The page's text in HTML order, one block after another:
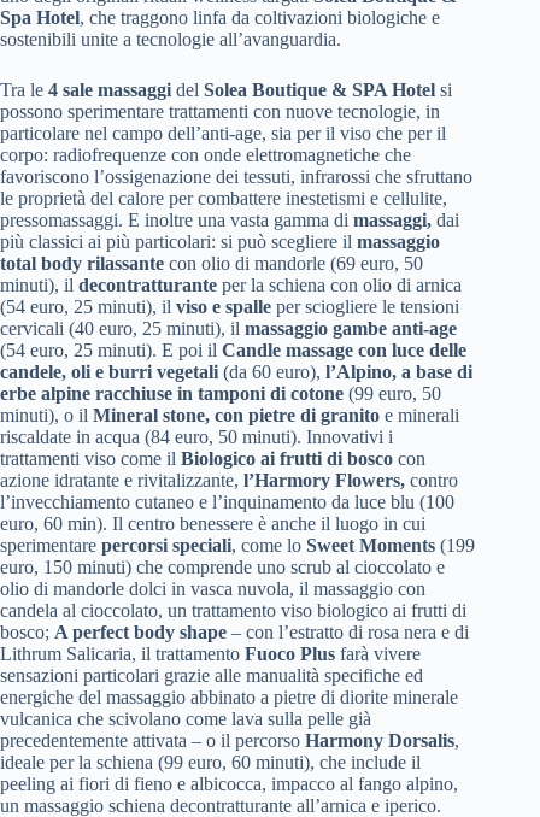
Spa Hotel, che traggono linfa da coltivazioni biologiche e
sostenibili unite a tecnologie all’avanguardia.
Tra le 4 sale massaggi del Solea Boutique & SPA Hotel si
possono sperimentare trattamenti con nuove tecnologie, in
particolare nel campo dell’anti-age, sia per il viso che per il
corpo: radiofrequenze con onde elettromagnetiche che
favoriscono l’ossigenazione dei tessuti, infrarossi che sfruttano
le proprietà del calore per combattere inestetismi e cellulite,
pressomassaggi. E inoltre una vasta gamma di massaggi, dai
più classici ai più particolari: si può scegliere il massaggio
total body rilassante con olio di mandorle (69 euro, 50
minuti), il decontratturante per la schiena con olio di arnica
(54 euro, 25 minuti), il viso e spalle per sciogliere le tensioni
cervicali (40 euro, 25 minuti), il massaggio gambe anti-age
(54 euro, 25 minuti). E poi il Candle massage con luce delle
candele, oli e burri vegetali (da 60 euro), l’Alpino, a base di
erbe alpine racchiuse in tamponi di cotone (99 euro, 50
minuti), o il Mineral stone, con pietre di granito e minerali
riscaldate in acqua (84 euro, 50 minuti). Innovativi i
trattamenti viso come il Biologico ai frutti di bosco con
azione idratante e rivitalizzante, l’Harmory Flowers, contro
l’invecchiamento cutaneo e l’inquinamento da luce blu (100
euro, 60 min). Il centro benessere è anche il luogo in cui
sperimentare percorsi speciali, come lo Sweet Moments (199
euro, 150 minuti) che comprende uno scrub al cioccolato e
olio di mandorle dolci in vasca nuvola, il massaggio con
candela al cioccolato, un trattamento viso biologico ai frutti di
bosco; A perfect body shape – con l’estratto di rosa nera e di
Lithrum Salicaria, il trattamento Fuoco Plus farà vivere
sensazioni particolari grazie alle manualità specifiche ed
energiche del massaggio abbinato a pietre di diorite minerale
vulcanica che scivolano come lava sulla pelle già
precedentemente attivata – o il percorso Harmony Dorsalis,
ideale per la schiena (99 euro, 60 minuti), che include il
peeling ai fiori di fieno e albicocca, impacco al fango alpino,
un massaggio schiena decontratturante all’arnica e iperico.